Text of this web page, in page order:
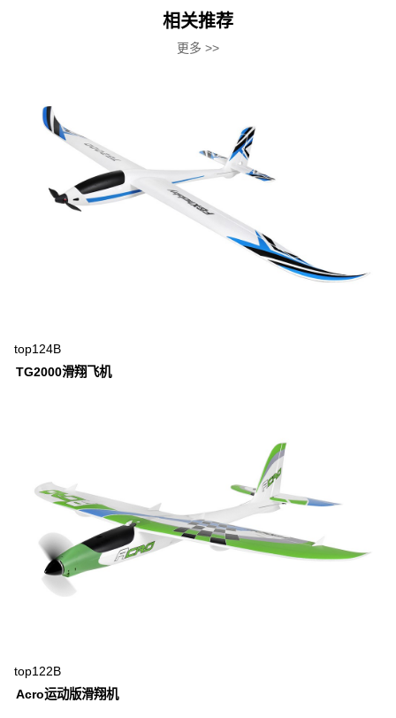
相关推荐
更多 >>
top124B
TG2000滑翔飞机
top122B
Acro运动版滑翔机